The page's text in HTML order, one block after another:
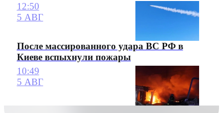
12:50
5 АВГ
После массированного удара ВС РФ в
Киеве вспыхнули пожары
10:49
5 АВГ